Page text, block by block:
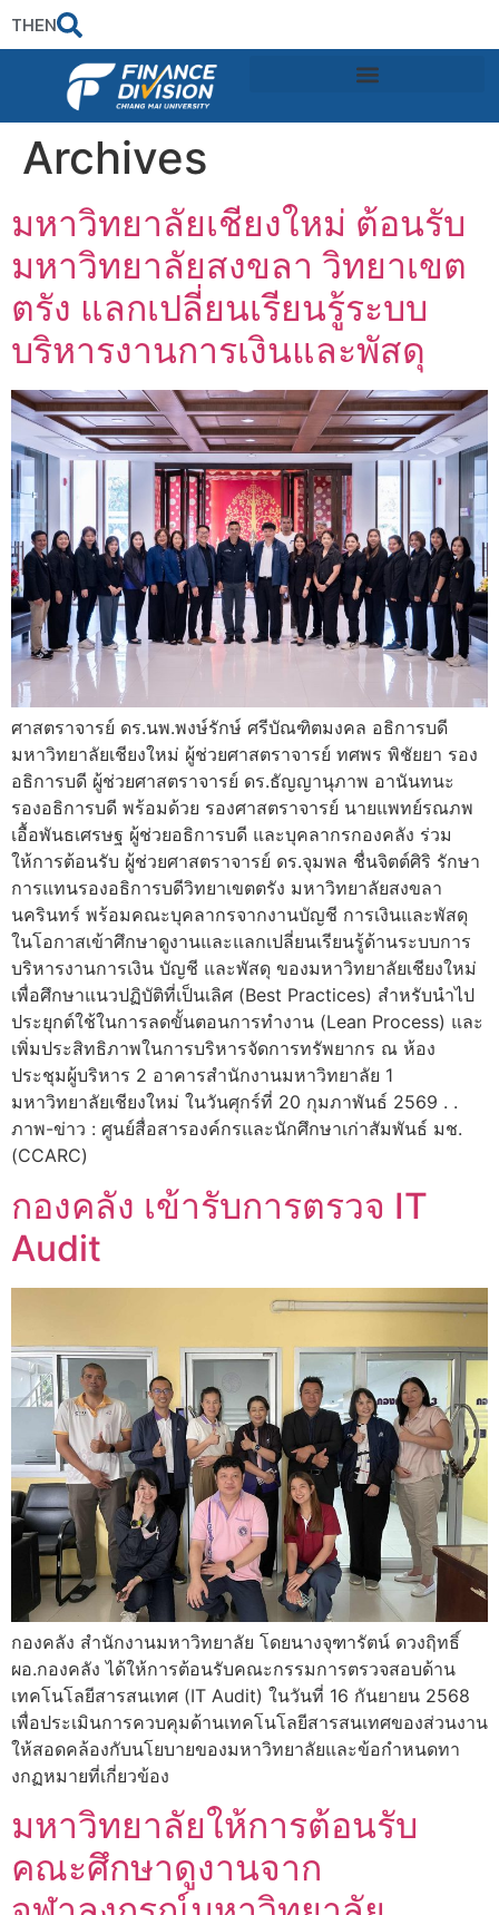
THEN
Archives
มหาวิทยาลัยเชียงใหม่ ต้อนรับ
มหาวิทยาลัยสงขลา วิทยาเขต
ตรัง แลกเปลี่ยนเรียนรู้ระบบ
บริหารงานการเงินและพัสดุ
ศาสตราจารย์ ดร.นพ.พงษ์รักษ์ ศรีบัณฑิตมงคล อธิการบดี
มหาวิทยาลัยเชียงใหม่ ผู้ช่วยศาสตราจารย์ ทศพร พิชัยยา รอง
อธิการบดี ผู้ช่วยศาสตราจารย์ ดร.ธัญญานุภาพ อานันทนะ
รองอธิการบดี พร้อมด้วย รองศาสตราจารย์ นายแพทย์รณภพ
เอื้อพันธเศรษฐ ผู้ช่วยอธิการบดี และบุคลากรกองคลัง ร่วม
ให้การต้อนรับ ผู้ช่วยศาสตราจารย์ ดร.จุมพล ชื่นจิตต์ศิริ รักษา
การแทนรองอธิการบดีวิทยาเขตตรัง มหาวิทยาลัยสงขลา
นครินทร์ พร้อมคณะบุคลากรจากงานบัญชี การเงินและพัสดุ
ในโอกาสเข้าศึกษาดูงานและแลกเปลี่ยนเรียนรู้ด้านระบบการ
บริหารงานการเงิน บัญชี และพัสดุ ของมหาวิทยาลัยเชียงใหม่
เพื่อศึกษาแนวปฏิบัติที่เป็นเลิศ (Best Practices) สำหรับนำไป
ประยุกต์ใช้ในการลดขั้นตอนการทำงาน (Lean Process) และ
เพิ่มประสิทธิภาพในการบริหารจัดการทรัพยากร ณ ห้อง
ประชุมผู้บริหาร 2 อาคารสำนักงานมหาวิทยาลัย 1
มหาวิทยาลัยเชียงใหม่ ในวันศุกร์ที่ 20 กุมภาพันธ์ 2569 . .
ภาพ-ข่าว : ศูนย์สื่อสารองค์กรและนักศึกษาเก่าสัมพันธ์ มช.
(CCARC)
กองคลัง เข้ารับการตรวจ IT
Audit
กองคลัง สำนักงานมหาวิทยาลัย โดยนางจุฑารัตน์ ดวงฤิทธิ์
ผอ.กองคลัง ได้ให้การต้อนรับคณะกรรมการตรวจสอบด้าน
เทคโนโลยีสารสนเทศ (IT Audit) ในวันที่ 16 กันยายน 2568
เพื่อประเมินการควบคุมด้านเทคโนโลยีสารสนเทศของส่วนงาน
ให้สอดคล้องกับนโยบายของมหาวิทยาลัยและข้อกำหนดทา
งกฏหมายที่เกี่ยวข้อง
มหาวิทยาลัยให้การต้อนรับ
คณะศึกษาดูงานจาก